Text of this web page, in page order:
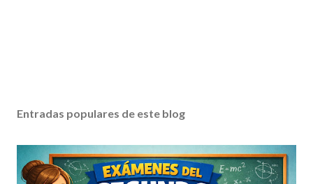
Entradas populares de este blog